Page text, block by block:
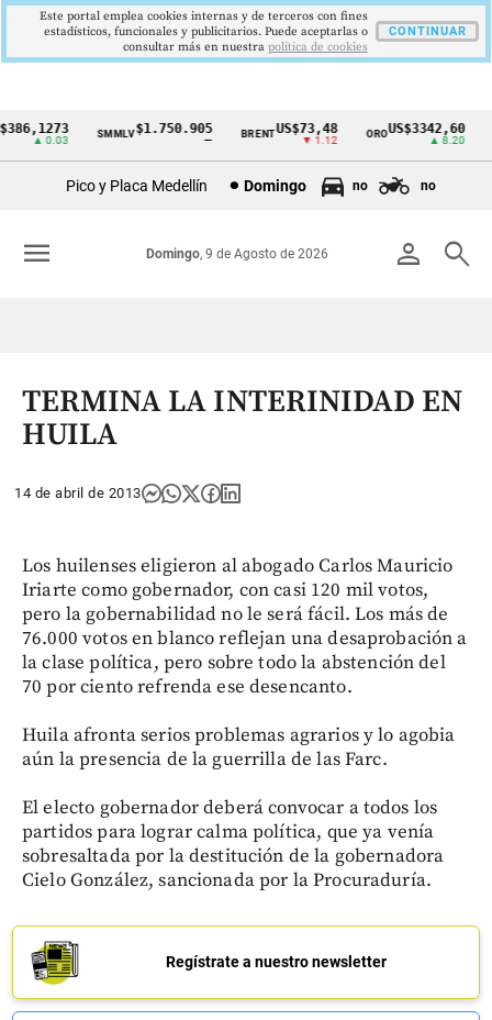
Cintillo
Colombia
▲ 0.03
SMMLV $1.750.905 BRENTUS$73,48
▼ 1.12
OROUS$3342,60
▲ 8.20
Pico y Placa Medellín Domingo no no
person search
Domingo, 9 de Agosto de 2026
menu
TERMINA LA INTERINIDAD EN
HUILA
14 de abril de 2013
Los huilenses eligieron al abogado Carlos Mauricio
Iriarte como gobernador, con casi 120 mil votos,
pero la gobernabilidad no le será fácil. Los más de
76.000 votos en blanco reflejan una desaprobación a
la clase política, pero sobre todo la abstención del
70 por ciento refrenda ese desencanto.
Huila afronta serios problemas agrarios y lo agobia
aún la presencia de la guerrilla de las Farc.
El electo gobernador deberá convocar a todos los
partidos para lograr calma política, que ya venía
sobresaltada por la destitución de la gobernadora
Cielo González, sancionada por la Procuraduría.
Regístrate a nuestro newsletter
Este portal emplea cookies internas y de terceros con fines
estadísticos, funcionales y publicitarios. Puede aceptarlas o
consultar más en nuestra politica de cookies
CONTINUAR